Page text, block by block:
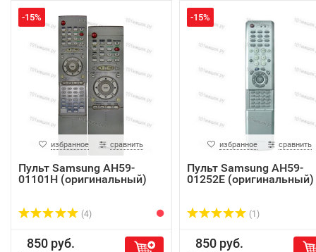
-15%
избранное сравнить
Пульт Samsung AH59-
01101H (оригинальный)
(4)
850 руб.
-15%
избранное сравнить
Пульт Samsung AH59-
01252E (оригинальный)
(1)
850 руб.